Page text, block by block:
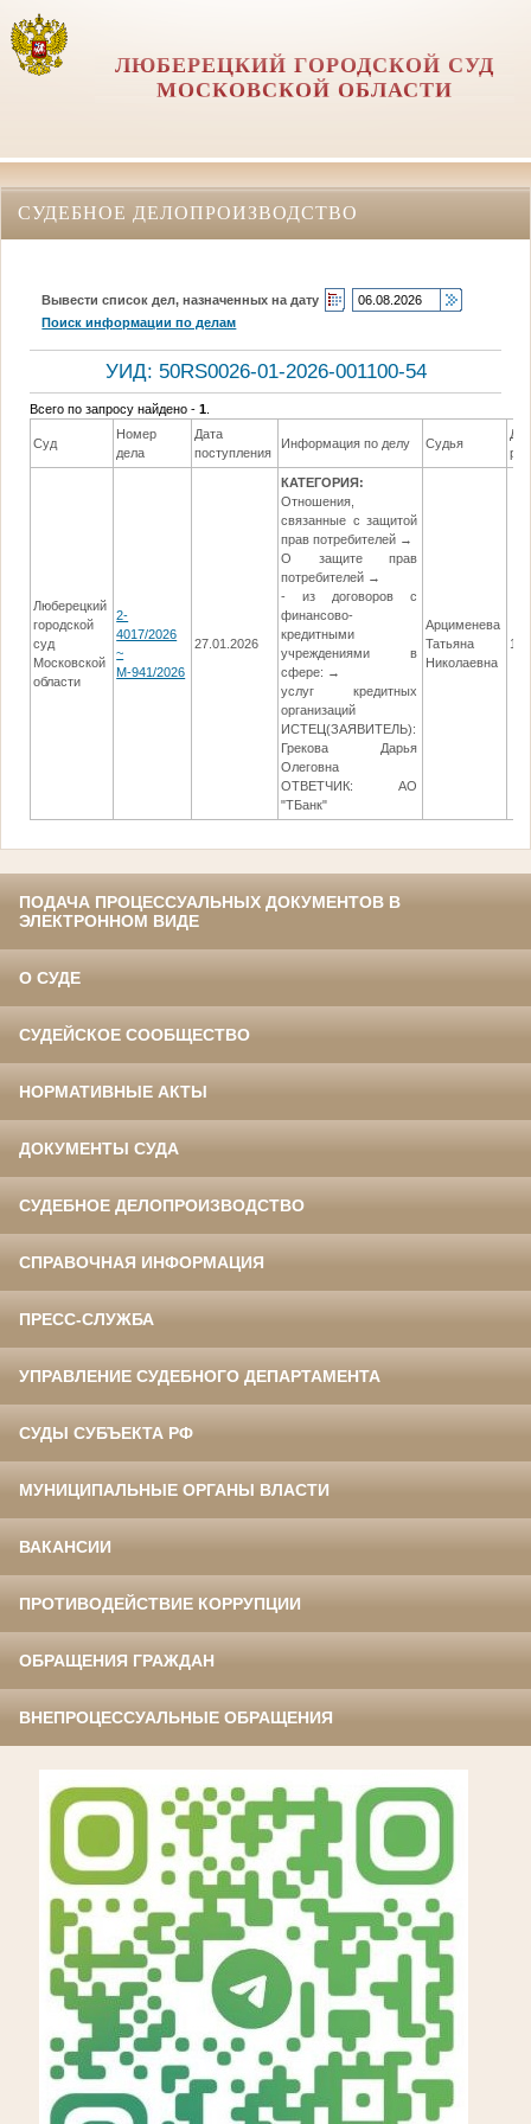
ЛЮБЕРЕЦКИЙ ГОРОДСКОЙ СУД
МОСКОВСКОЙ ОБЛАСТИ
СУДЕБНОЕ ДЕЛОПРОИЗВОДСТВО
Вывести список дел, назначенных на дату
Поиск информации по делам
УИД: 50RS0026-01-2026-001100-54
Всего по запросу найдено -1
Суд
Номер
дела
Дата
поступления
Информация по делу Судья
Люберецкий
городской
суд
Московской
области
2-
4017/2026
~
М-941/2026
27.01.2026
КАТЕГОРИЯ:
Отношения,
связанные с защитой
прав потребителей →
О защите прав
потребителей →
- из договоров с
финансово-
кредитными
учреждениями в
сфере: →
услуг кредитных
организаций
ИСТЕЦ(ЗАЯВИТЕЛЬ):
Грекова Дарья
Олеговна
ОТВЕТЧИК: АО
"ТБанк"
Арцименева
Татьяна
Николаевна
ПОДАЧА ПРОЦЕССУАЛЬНЫХ ДОКУМЕНТОВ В
ЭЛЕКТРОННОМ ВИДЕ
О СУДЕ
СУДЕЙСКОЕ СООБЩЕСТВО
НОРМАТИВНЫЕ АКТЫ
ДОКУМЕНТЫ СУДА
СУДЕБНОЕ ДЕЛОПРОИЗВОДСТВО
СПРАВОЧНАЯ ИНФОРМАЦИЯ
ПРЕСС-СЛУЖБА
УПРАВЛЕНИЕ СУДЕБНОГО ДЕПАРТАМЕНТА
СУДЫ СУБЪЕКТА РФ
МУНИЦИПАЛЬНЫЕ ОРГАНЫ ВЛАСТИ
ВАКАНСИИ
ПРОТИВОДЕЙСТВИЕ КОРРУПЦИИ
ОБРАЩЕНИЯ ГРАЖДАН
ВНЕПРОЦЕССУАЛЬНЫЕ ОБРАЩЕНИЯ